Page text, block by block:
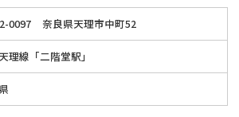
-0097 奈良県天理市中町52
理線「二階堂駅」